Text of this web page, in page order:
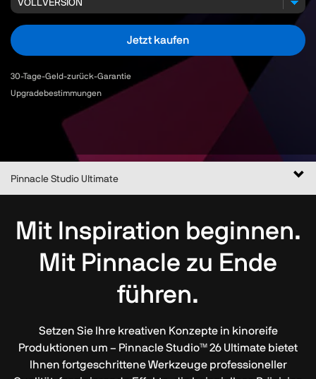
Jetzt kaufen
30-Tage-Geld-zurück-Garantie
Upgradebestimmungen
Pinnacle Studio Ultimate
Mit Inspiration beginnen.
Mit Pinnacle zu Ende
führen.
Setzen Sie Ihre kreativen Konzepte in kinoreife
Produktionen um – Pinnacle Studio™ 26 Ultimate bietet
Ihnen fortgeschrittene Werkzeuge professioneller